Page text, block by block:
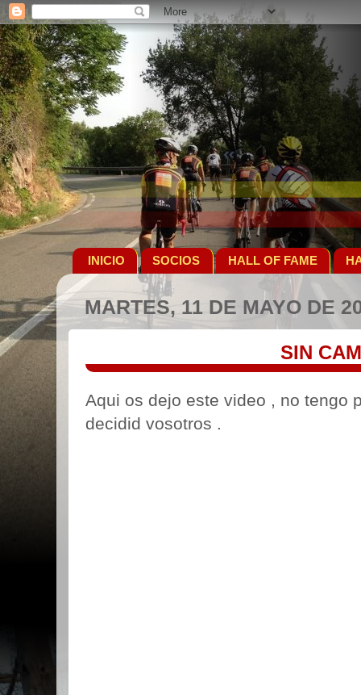
INICIO SOCIOS HALL OF FAME
MARTES, 11 DE MAYO DE
SIN
Aqui os dejo este video , no tengo
decidid vosotros .